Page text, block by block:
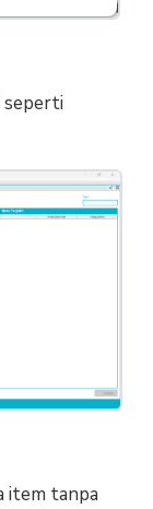
seperti
item tanpa